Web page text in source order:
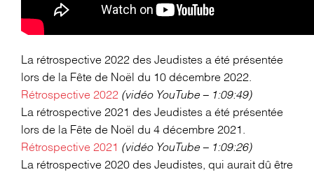
La rétrospective 2022 des Jeudistes a été présentée
lors de la Fête de Noël du 10 décembre 2022.
Rétrospective 2022 (vidéo YouTube – 1:09:49)
La rétrospective 2021 des Jeudistes a été présentée
lors de la Fête de Noël du 4 décembre 2021.
Rétrospective 2021 (vidéo YouTube – 1:09:26)
La rétrospective 2020 des Jeudistes, qui aurait dû être